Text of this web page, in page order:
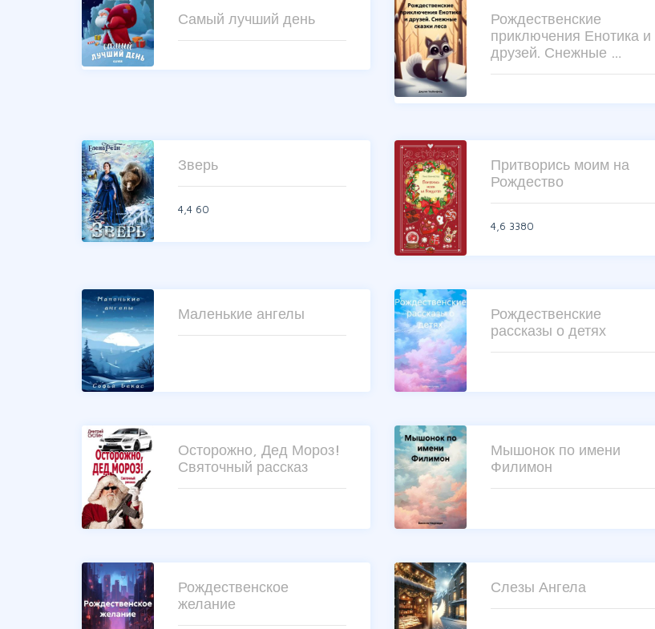
Самый лучший день
Рождественские
приключения Енотика и
друзей. Снежные …
Зверь
4,4 60
Притворись моим на
Рождество
4,6 3380
Маленькие ангелы
Рождественские
рассказы о детях
Осторожно, Дед Мороз!
Святочный рассказ
Мышонок по имени
Филимон
Рождественское
желание
Слезы Ангела